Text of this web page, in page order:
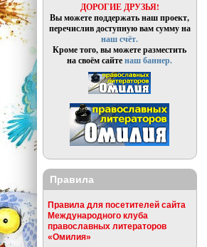
ДОРОГИЕ ДРУЗЬЯ!
Вы можете поддержать наш проект,
перечислив доступную вам сумму на
наш счёт.
Кроме того, вы можете разместить
на своём сайтенаш баннер.
Правила
Правила для посетителей сайта
Международного клуба
православных литераторов
«Омилия»